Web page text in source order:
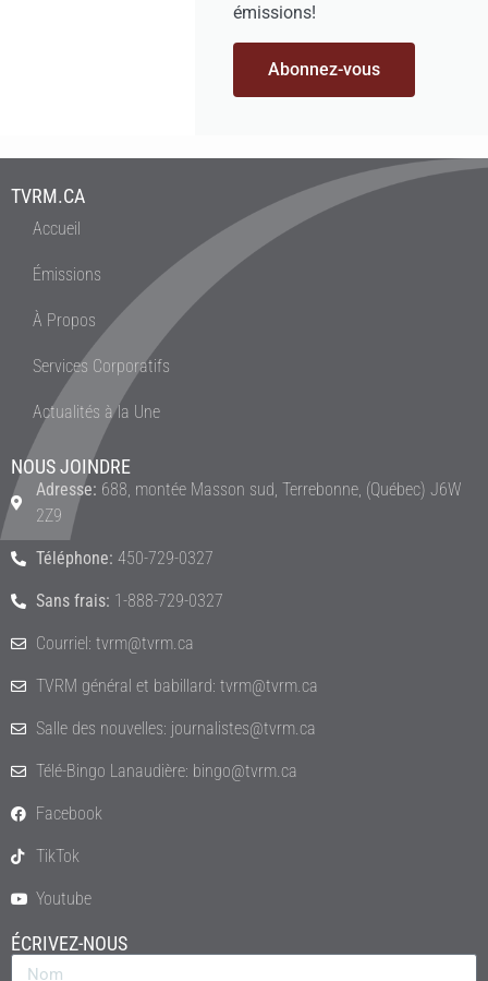
émissions!
Abonnez-vous
TVRM.CA
Accueil
Émissions
À Propos
Services Corporatifs
Actualités à la Une
NOUS JOINDRE
Adresse: 688, montée Masson sud, Terrebonne, (Québec) J6W
2Z9
Téléphone: 450-729-0327
Sans frais: 1-888-729-0327
Courriel: tvrm@tvrm.ca
TVRM général et babillard: tvrm@tvrm.ca
Salle des nouvelles: journalistes@tvrm.ca
Télé-Bingo Lanaudière: bingo@tvrm.ca
Facebook
TikTok
Youtube
ÉCRIVEZ-NOUS